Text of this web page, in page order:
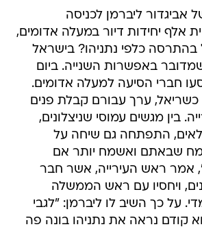
ליברמן לכניסה
אלף יחידות דיור במעלה אדומים,
כלפי נתניהו? בישראל
באפשרות השנייה. ביום
חברי הסיעה למעלה אדומים.
כשריאל, ערך עבורם קבלת פנים
בין מגשים עמוסי שניצלונים,
התפתחה גם שיחה על
שבאתם ואשמח יותר אם
אמר ראש העירייה, אשר חבר
ויחסיו עם ראש הממשלה
על כך השיב לו ליברמן: "לגבי
קודם נראה את נתניהו בונה פה